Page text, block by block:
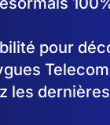
pour
les